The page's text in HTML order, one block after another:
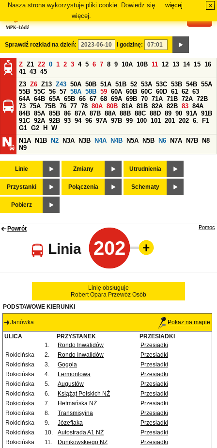
Nasza strona wykorzystuje pliki cookie. Dowiedz się
więcej.
więcej x
Sprawdź rozkład na dzień: i godzinę:
Z Z1 Z2 0 1 2 3 4 5 6 7 8 9 10A 10B 11 12 13 14 15 16
41 43 45
Z3 Z6 Z13 Z43 50A 50B 51A 51B 52 53A 53C 53B 54B 55A
55B 55C 56 57 58A 58B 59 60A 60B 60C 60D 61 62 63
64A 64B 65A 65B 66 67 68 69A 69B 70 71A 71B 72A 72B
73 75A 75B 76 77 78 80A 80B 81A 81B 82A 82B 83 84A
84B 85A 85B 86 87A 87B 88A 88B 88C 88D 89 90 91A 91B
91C 92A 92B 93 94 96 97A 97B 99 100 101 201 202 6.
F1
G1 G2 H
W
N1A
N1B N2 N3A N3B N4A N4B N5A N5B N6 N7A N7B
N8
N9
Linie Zmiany Utrudnienia
Przystanki Połączenia Schematy
Pobierz
Powrót
Linia 202
Pomoc
Linię obsługuje
Robert Opara Przewóz Osób
PODSTAWOWE KIERUNKI
Janówka Pokaż na mapie
ULICA PRZYSTANEK
PRZESIADKI
1.
Rondo Inwalidów
Przesiadki
Rokicińska
2. Rondo Inwalidów
Przesiadki
Rokicińska
3. Gogola
Przesiadki
Rokicińska
4. Lermontowa
Przesiadki
Rokicińska
5. Augustów
Przesiadki
Rokicińska
6. Książąt Polskich NŻ
Przesiadki
Rokicińska
7. Hetmańska NŻ
Przesiadki
Rokicińska
8. Transmisyjna
Przesiadki
Rokicińska
9. Józefiaka
Przesiadki
Rokicińska
10. Autostrada A1 NŻ
Przesiadki
Rokicińska
11. Dunikowskiego NŻ
Przesiadki